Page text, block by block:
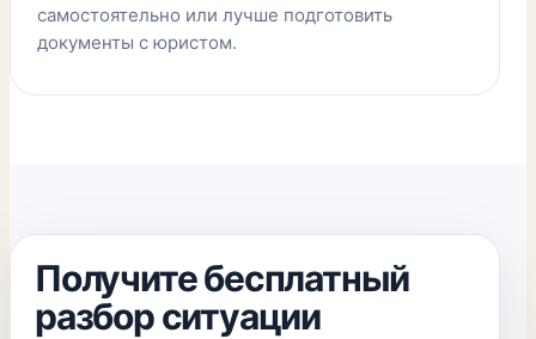
самостоятельно или лучше подготовить
документы с юристом.
Получите бесплатный
разбор ситуации